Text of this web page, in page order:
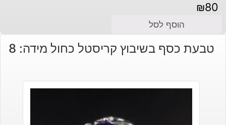
₪80
הוסף לסל
טבעת כסף בשיבוץ קריסטל כחול מידה: 8